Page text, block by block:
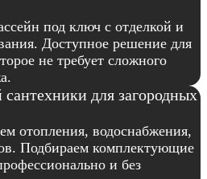
под ключ с отделкой и
Доступное решение для
не требует сложного
для загородных
отопления, водоснабжения,
Подбираем комплектующие
и без